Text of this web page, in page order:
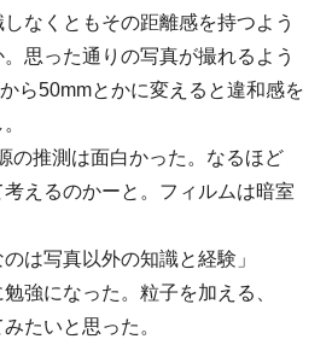
なくともその距離感を持つよう
思った通りの写真が撮れるよう
ら50mmとかに変えると違和感を
の推測は面白かった。なるほど
えるのかーと。フィルムは暗室
のは写真以外の知識と経験」
強になった。粒子を加える、
たいと思った。